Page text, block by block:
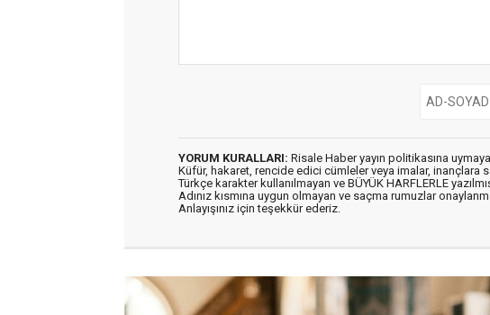
YORUM KURALLARI: Risale Haber yayın politikasına
Küfür, hakaret, rencide edici cümleler veya imalar, inançlara
Türkçe karakter kullanılmayan ve BÜYÜK HARFLERLE
Adınız kısmına uygun olmayan ve saçma rumuzlar
Anlayışınız için teşekkür ederiz.